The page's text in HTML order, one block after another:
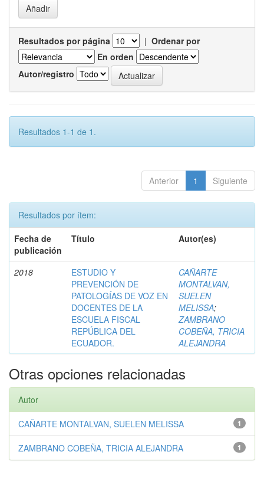
Resultados por página | Ordenar por
En orden
Autor/registro
Resultados 1-1 de 1.
Anterior 1 Siguiente
Resultados por ítem:
Fecha de
publicación
Título Autor(es)
2018
ESTUDIO Y
PREVENCIÓN DE
PATOLOGÍAS DE VOZ EN
DOCENTES DE LA
ESCUELA FISCAL
REPÚBLICA DEL
ECUADOR.
CAÑARTE
MONTALVAN,
SUELEN
MELISSA;
ZAMBRANO
COBEÑA, TRICIA
ALEJANDRA
Otras opciones relacionadas
Autor
1
CAÑARTE MONTALVAN, SUELEN MELISSA
1
ZAMBRANO COBEÑA, TRICIA ALEJANDRA